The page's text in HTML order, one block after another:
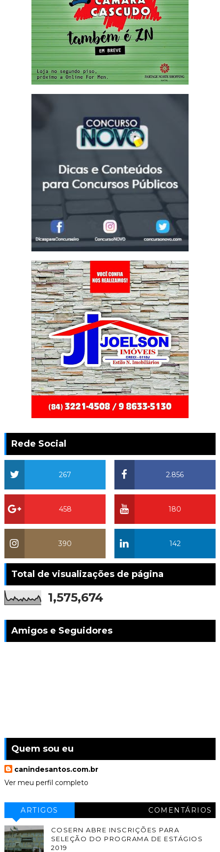
Rede Social
2.856
267
180
458
142
390
Total de visualizações de página
1,575,674
Amigos e Seguidores
Quem sou eu
canindesantos.com.br
Ver meu perfil completo
ARTIGOS COMENTÁRIOS
COSERN ABRE INSCRIÇÕES PARA
SELEÇÃO DO PROGRAMA DE ESTÁGIOS
2019